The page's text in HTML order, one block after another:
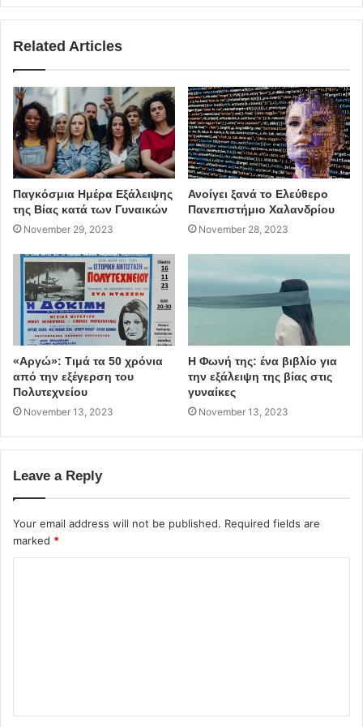
Related Articles
Παγκόσμια Ημέρα Εξάλειψης
της Βίας κατά των Γυναικών
November 29, 2023
Ανοίγει ξανά το Ελεύθερο
Πανεπιστήμιο Χαλανδρίου
November 28, 2023
«Αργώ»: Τιμά τα 50 χρόνια
από την εξέγερση του
Πολυτεχνείου
November 13, 2023
Η Φωνή της: ένα βιβλίο για
την εξάλειψη της βίας στις
γυναίκες
November 13, 2023
Leave a Reply
Your email address will not be published. Required fields are
marked *
t